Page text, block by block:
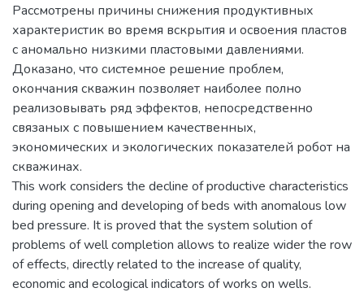
Рассмотрены причины снижения продуктивных
характеристик во время вскрытия и освоения пластов
с аномально низкими пластовыми давлениями.
Доказано, что системное решение проблем,
окончания скважин позволяет наиболее полно
реализовывать ряд эффектов, непосредственно
связаных с повышением качественных,
экономических и экологических показателей робот на
скважинах.
This work considers the decline of productive characteristics
during opening and developing of beds with anomalous low
bed pressure. It is proved that the system solution of
problems of well completion allows to realize wider the row
of effects, directly related to the increase of quality,
economic and ecological indicators of works on wells.